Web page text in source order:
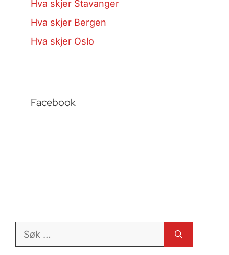
Hva skjer Stavanger
Hva skjer Bergen
Hva skjer Oslo
Facebook
Søk